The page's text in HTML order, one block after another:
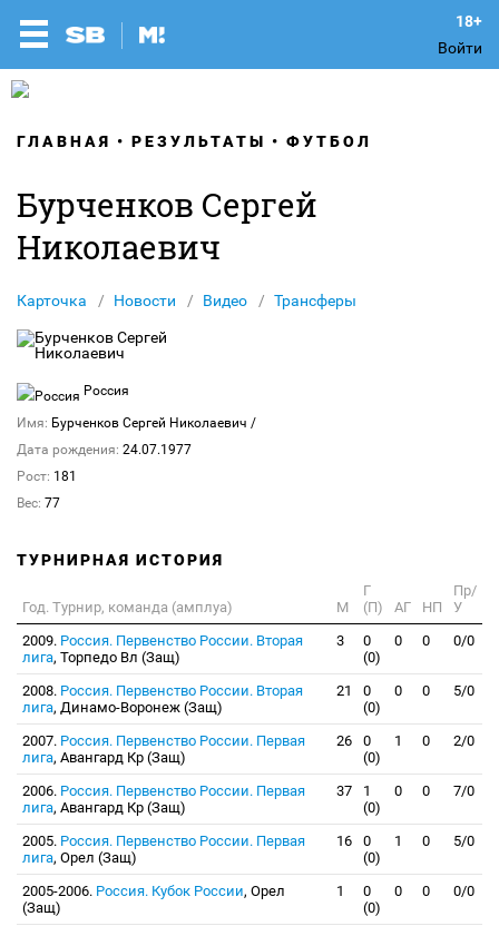
Войти
ГЛАВНАЯ РЕЗУЛЬТАТЫ ФУТБОЛ
Бурченков Сергей
Николаевич
Карточка Новости Видео Трансферы
Россия
Имя: Бурченков Сергей Николаевич /
Дата рождения: 24.07.1977
Рост: 181
Вес: 77
ТУРНИРНАЯ ИСТОРИЯ
Год. Турнир, команда (амплуа) М
Г
(П)
АГ НП
Пр/
У
2009. Россия. Первенство России. Вторая
лига, Торпедо Вл (Защ)
3
0
(0)
0 0 0/0
2008. Россия. Первенство России. Вторая
лига, Динамо-Воронеж (Защ)
21
0
(0)
0 0 5/0
2007. Россия. Первенство России. Первая
лига, Авангард Кр (Защ)
26
0
(0)
1 0 2/0
2006. Россия. Первенство России. Первая
лига, Авангард Кр (Защ)
37
1
(0)
0 0 7/0
2005. Россия. Первенство России. Первая
лига, Орел (Защ)
16
0
(0)
1 0 5/0
2005-2006. Россия. Кубок России, Орел
(Защ)
1
0
(0)
0 0 0/0